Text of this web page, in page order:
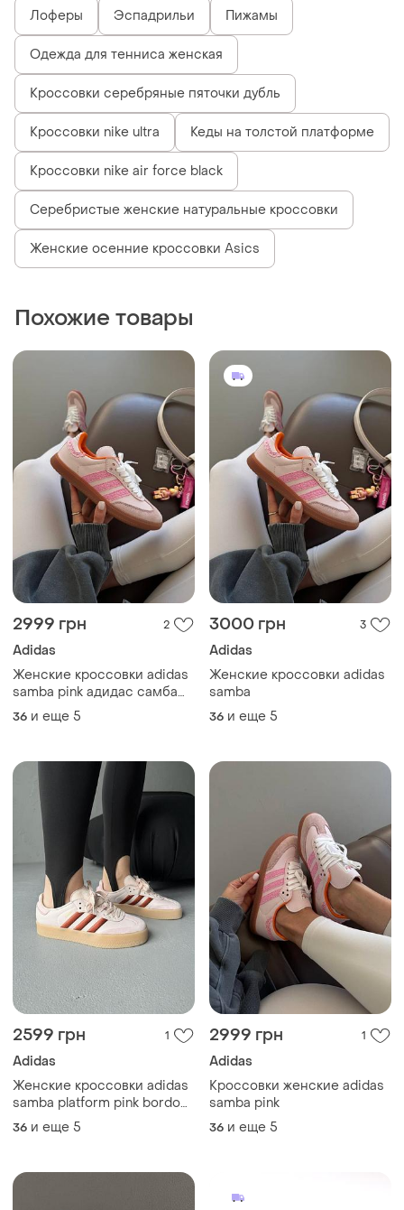
Лоферы Эспадрильи Пижамы
Одежда для тенниса женская
Кроссовки серебряные пяточки дубль
Кроссовки nike ultra Кеды на толстой платформе
Кроссовки nike air force black
Серебристые женские натуральные кроссовки
Женские осенние кроссовки Asics
Похожие товары
2999 грн 2
Adidas
Женские кроссовки adidas
samba pink адидас самба
розового цвета
36 и еще 5
3000 грн 3
Adidas
Женские кроссовки adidas
samba
36 и еще 5
2599 грн 1
Adidas
Женские кроссовки adidas
samba platform pink bordo
адидас самба розового с
бордовым цветами
36 и еще 5
2999 грн 1
Adidas
Кроссовки женские adidas
samba pink
36 и еще 5